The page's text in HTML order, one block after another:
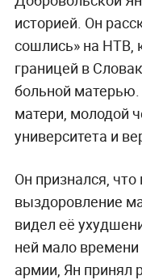
историей. Он
сошлись» на НТВ,
границей в
больной
матери, молодой
университета и
Он признался,
выздоровление
видел её
ней мало
армии, Ян принял